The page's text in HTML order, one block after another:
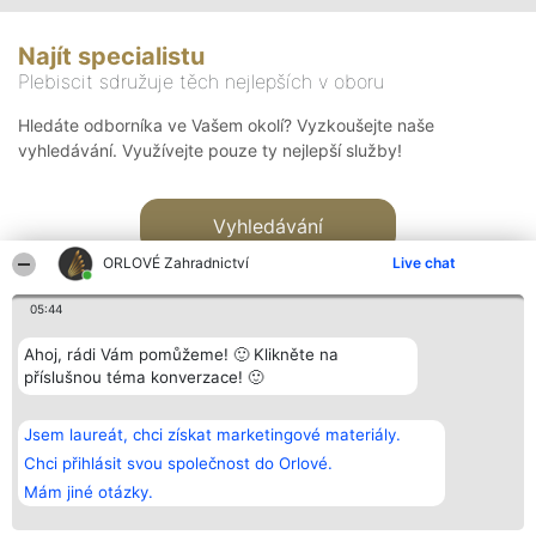
ORLOVÉ Zahradnictví Live chat
05:44
Ahoj, rádi Vám pomůžeme! 🙂 Klikněte na
příslušnou téma konverzace! 🙂
Jsem laureát, chci získat marketingové materiály.
Chci přihlásit svou společnost do Orlové.
Mám jiné otázky.
Najít specialistu
Plebiscit sdružuje těch nejlepších v oboru
Hledáte odborníka ve Vašem okolí? Vyzkoušejte naše
vyhledávání. Využívejte pouze ty nejlepší služby!
Vyhledávání
Bright Side Solutions sp. z o.
o. sp. k.
ul. Ruska 22
Wrocław 50-079
KRS 0000749100 | Regon
381313360 | NIP 8943132676
Vítězové
Seznam všech
laureátů
Zásady
Zásady
Kontakt